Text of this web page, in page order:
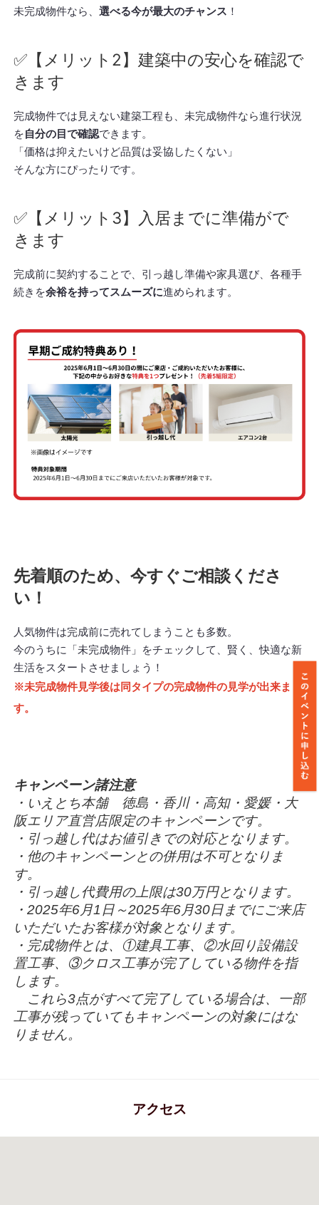
未完成物件なら、 選べる今が最大のチャンス ！
✅【メリット2】建築中の安心を確認で
きます
完成物件では見えない建築工程も、未完成物件なら進行状況
を自分の目で確認できます。
「価格は抑えたいけど品質は妥協したくない」
そんな方にぴったりです。
✅【メリット3】入居までに準備がで
きます
完成前に契約することで、引っ越し準備や家具選び、各種手
続きを余裕を持ってスムーズに進められます。
先着順のため、今すぐご相談くださ
い！
人気物件は完成前に売れてしまうことも多数。
今のうちに「未完成物件」をチェックして、賢く、快適な新
生活をスタートさせましょう！
※未完成物件見学後は同タイプの完成物件の見学が出来ま
す。
キャンペーン諸注意
・いえとち本舗 徳島・香川・高知・愛媛・大
阪エリア直営店限定のキャンペーンです。
・引っ越し代はお値引きでの対応となります。
・他のキャンペーンとの併用は不可となりま
す。
・引っ越し代費用の上限は30万円となります。
・2025年6月1日～2025年6月30日までにご来店
いただいたお客様が対象となります。
・完成物件とは、①建具工事、②水回り設備設
置工事、③クロス工事が完了している物件を指
します。
これら3点がすべて完了している場合は、一部
工事が残っていてもキャンペーンの対象にはな
りません。
アクセス